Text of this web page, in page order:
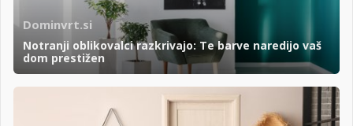
Dominvrt.si
Notranji oblikovalci razkrivajo: Te barve naredijo vaš
dom prestižen